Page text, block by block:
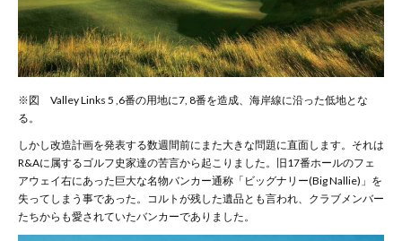
※図 Valley Links 5 ,6番の用地に7, 8番を造成、海岸線に沿った低地とな
る。
しかし改造計画を発表する数週間前にまた大きな問題に直面します。それは
R&Aに属するゴルフ史家達の苦言から起こりました。旧17番ホールのフェ
アウェイ右にあった巨大な名物バンカー通称「ビッグナリー(Big Nallie)」を
失ってしまう事であった。コルトが残した遺品とも言われ、クラブメンバー
たちからも愛されていたバンカーでありました。